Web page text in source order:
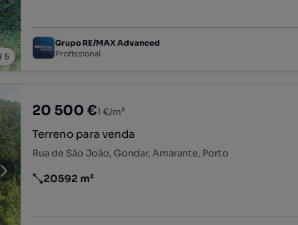
5
Grupo RE/MAX Advanced
Profissional
20 500 €1 €/m²
Terreno para venda
Rua de São João, Gondar, Amarante, Porto
Preço por metro quadrado
20592 m²